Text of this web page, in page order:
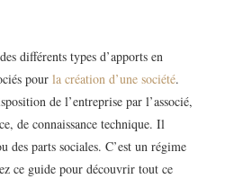
différents types d’apports en
pour la création d’une société.
de l’entreprise par l’associé,
de connaissance technique. Il
des parts sociales. C’est un régime
ce guide pour découvrir tout ce